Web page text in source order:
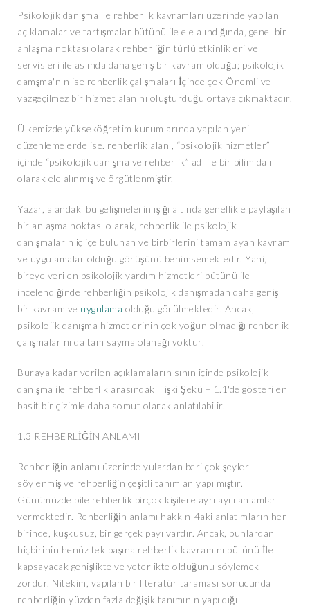
Psikolojik danışma ile rehberlik kavramları üzerinde yapılan
açıklamalar ve tartışmalar bütünü ile ele alındığında, genel bir
anlaşma noktası olarak rehberliğin türlü etkinlikleri ve
servisleri ile aslında daha geniş bir kavram olduğu; psikolojik
damşma'nın ise rehberlik çalışmaları İçinde çok Önemli ve
vazgeçilmez bir hizmet alanını oluşturduğu ortaya çıkmaktadır.
Ülkemizde yükseköğretim kurumlarında yapılan yeni
düzenlemelerde ise. rehberlik alanı, “psikolojik hizmetler”
içinde “psikolojik danışma ve rehberlik” adı ile bir bilim dalı
olarak ele alınmış ve örgütlenmiştir.
Yazar, alandaki bu gelişmelerin ışığı altında genellikle paylaşılan
bir anlaşma noktası olarak, rehberlik ile psikolojik
danışmaların iç içe bulunan ve birbirlerini tamamlayan kavram
ve uygulamalar olduğu görüşünü benimsemektedir. Yani,
bireye verilen psikolojik yardım hizmetleri bütünü ile
incelendiğinde rehberliğin psikolojik danışmadan daha geniş
bir kavram ve uygulama olduğu görülmektedir. Ancak,
psikolojik danışma hizmetlerinin çok yoğun olmadığı rehberlik
çalışmalarını da tam sayma olanağı yoktur.
Buraya kadar verilen açıklamaların sının içinde psikolojik
danışma ile rehberlik arasındaki ilişki Şekü – 1.1'de gösterilen
basit bir çizimle daha somut olarak anlatılabilir.
1.3 REHBERLİĞİN ANLAMI
Rehberliğin anlamı üzerinde yulardan beri çok şeyler
söylenmiş ve rehberliğin çeşitli tanımlan yapılmıştır.
Günümüzde bile rehberlik birçok kişilere ayrı ayrı anlamlar
vermektedir. Rehberliğin anlamı hakkın-4aki anlatımların her
birinde, kuşkusuz, bir gerçek payı vardır. Ancak, bunlardan
hiçbirinin henüz tek başına rehberlik kavramını bütünü İle
kapsayacak genişlikte ve yeterlikte olduğunu söylemek
zordur. Nitekim, yapılan bir literatür taraması sonucunda
rehberliğin yüzden fazla değişik tanımının yapıldığı